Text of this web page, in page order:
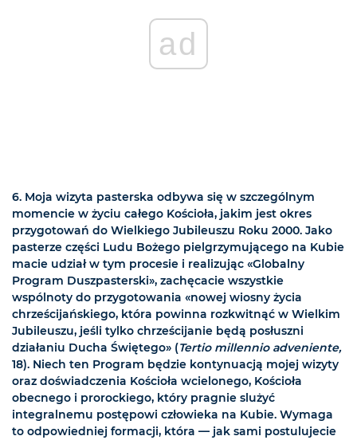
ad
6. Moja wizyta pasterska odbywa się w szczególnym
momencie w życiu całego Kościoła, jakim jest okres
przygotowań do Wielkiego Jubileuszu Roku 2000. Jako
pasterze części Ludu Bożego pielgrzymującego na Kubie
macie udział w tym procesie i realizując «Globalny
Program Duszpasterski», zachęcacie wszystkie
wspólnoty do przygotowania «nowej wiosny życia
chrześcijańskiego, która powinna rozkwitnąć w Wielkim
Jubileuszu, jeśli tylko chrześcijanie będą posłuszni
działaniu Ducha Świętego» (Tertio millennio adveniente,
18). Niech ten Program będzie kontynuacją mojej wizyty
oraz doświadczenia Kościoła wcielonego, Kościoła
obecnego i prorockiego, który pragnie slużyć
integralnemu postępowi człowieka na Kubie. Wymaga
to odpowiedniej formacji, która — jak sami postulujecie